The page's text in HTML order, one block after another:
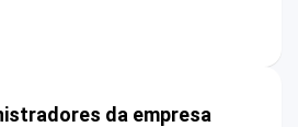
da empresa